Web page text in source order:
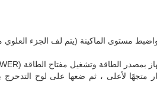
متجهًا لأعلى ، ثم ضعها على لوح